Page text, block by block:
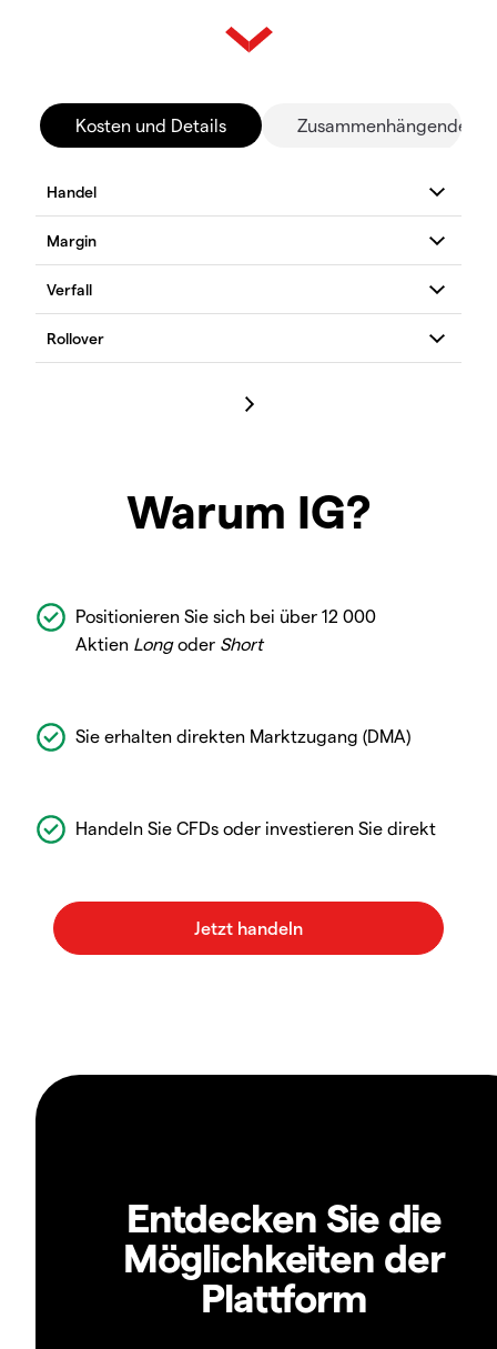
Kosten und Details Zusammenhängende
Warum IG?
Positionieren Sie sich bei über 12 000
Aktien Longoder Short
Sie erhalten direkten Marktzugang (DMA)
Handeln Sie CFDs oder investieren Sie direkt
Entdecken Sie die
Möglichkeiten der
Plattform